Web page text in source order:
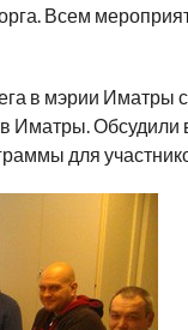
Всем
в мэрии Иматры
Иматры.
для